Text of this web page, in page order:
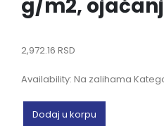
g/m2,
2,972.16 RSD
Availability: Na zalihama
Dodaj u korpu